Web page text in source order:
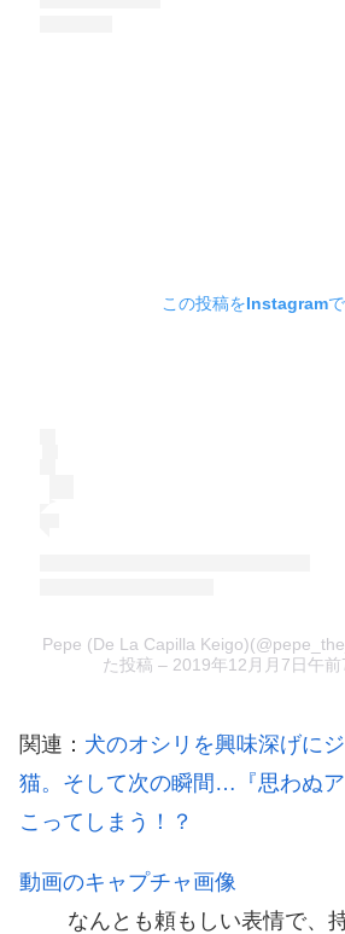
この投稿をInstagram
Pepe (De La Capilla
た投稿 – 2019年12月月7日午
関連： 犬のオシリを興味深げに
猫。そして次の瞬間…『思わぬ
こってしまう！？
動画のキャプチャ画像
なんとも頼もしい表情で、